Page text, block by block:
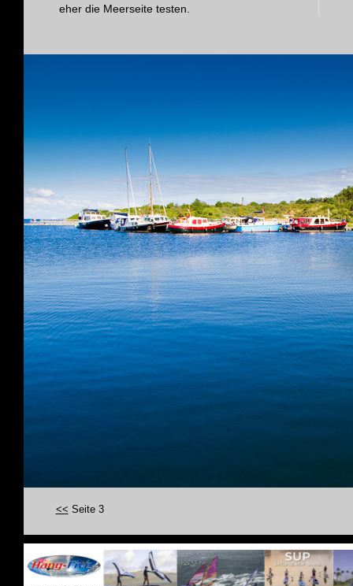
eher die Meerseite testen.
<< Seite 3